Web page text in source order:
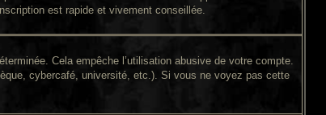
est rapide et vivement conseillée.
Cela empêche l’utilisation abusive de votre compte.
cybercafé, université, etc.). Si vous ne voyez pas cette